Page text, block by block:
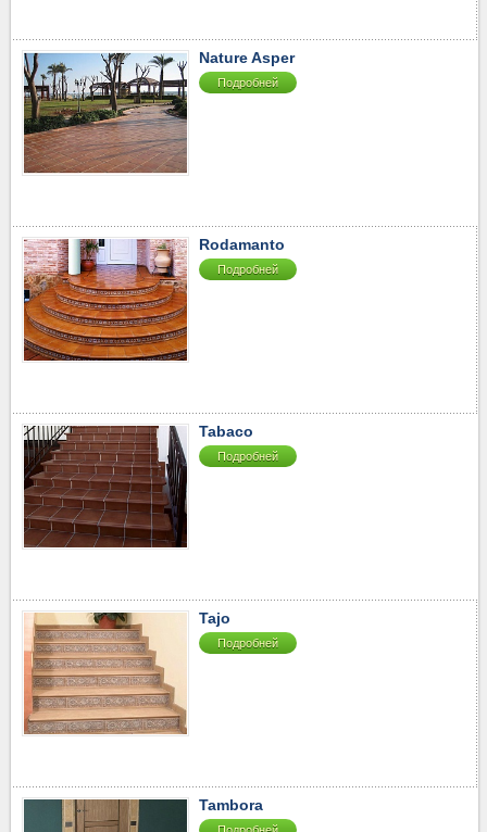
50-60
▼
60-70
70-80
80-90
90-100
100-110
120-130
▼
130-2510
Nature Asper
Подробней
Rodamanto
Подробней
Tabaco
Подробней
Tajo
Подробней
Tambora